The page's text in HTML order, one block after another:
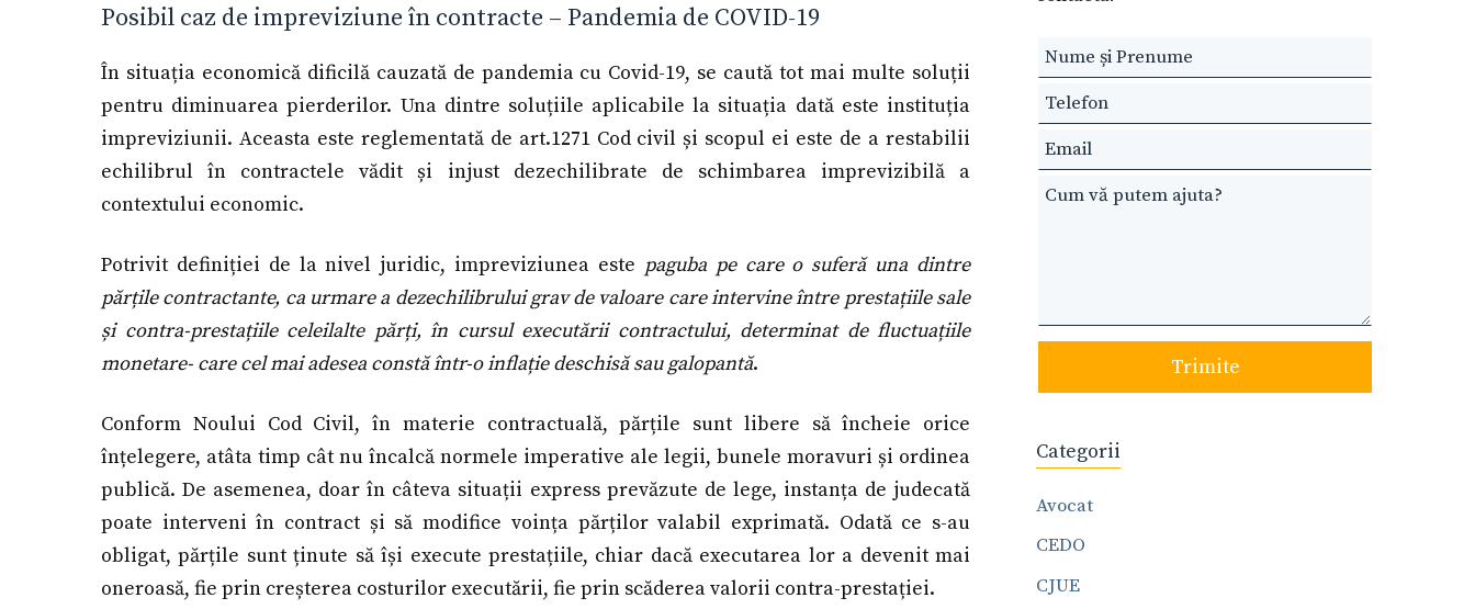
Posibil caz de impreviziune în contracte – Pandemia de COVID-19
În situația economică dificilă cauzată de pandemia cu Covid-19, se caută tot mai multe soluții
pentru diminuarea pierderilor. Una dintre soluțiile aplicabile la situația dată este instituția
impreviziunii. Aceasta este reglementată de art.1271 Cod civil și scopul ei este de a restabilii
echilibrul în contractele vădit și injust dezechilibrate de schimbarea imprevizibilă a
contextului economic.
Potrivit definiției de la nivel juridic, impreviziunea este paguba pe care o suferăuna dintre
părțile contractante, ca urmare a dezechilibrului grav de valoare care intervine între prestațiile sale
și contra-prestațiile celeilalte părți, în cursul executării contractului, determinat de fluctuațiile
monetare- care cel mai adesea constă într-o inflație deschisă sau galopantă.
Conform Noului Cod Civil, în materie contractuală, părțile sunt libere să încheie orice
înțelegere, atâta timp cât nu încalcă normele imperative ale legii, bunele moravuri și ordinea
publică. De asemenea, doar în câteva situații express prevăzute de lege, instanța de judecată
poate interveni în contract și să modifice voința părților valabil exprimată. Odată ce s-au
obligat, părțile sunt ținute să își execute prestațiile, chiar dacă executarea lor a devenit mai
oneroasă, fie prin creșterea costurilor executării, fie prin scăderea valorii contra-prestației.
Leave
this
field
blank
Trimite
Categorii
Avocat
CEDO
CJUE